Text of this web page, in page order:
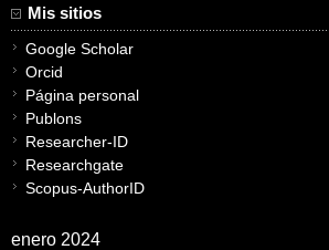
Mis sitios
Google Scholar
Orcid
Página personal
Publons
Researcher-ID
Researchgate
Scopus-AuthorID
enero 2024